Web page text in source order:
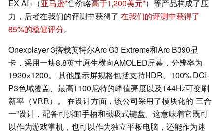
EX AI+（亚马逊 售价略高于1,200美元 ）等产品构成了压
力，后者在我们的评测中获得了 在我们的评测中获得了
85%的稳健评分。
Onexplayer 3搭载英特尔Arc G3 Extreme和Arc B390显
卡，采用一块8.8英寸原生横向AMOLED屏幕，分辨率为
1920×1200。 其他显示屏规格包括支持HDR、100% DCI-
P3色域覆盖、最高1100尼特的峰值亮度以及144Hz可变刷
新率（VRR）。 在设计方面，该公司采用了模块化的“三合
一”设计，配备可拆卸手柄和磁吸式键盘。这意味着它既可
以作为游戏掌机，也可以作为独立平板电脑，还能作为迷